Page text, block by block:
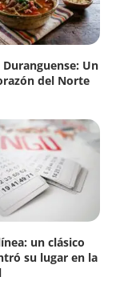
Duranguense: Un
del Norte
un clásico
su lugar en la